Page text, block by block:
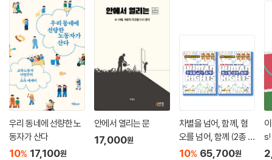
2. [핵심 활동&도구 알아보기] 학생 1:1 상담 계획 세우기
3. [같은 도구, 다른 활용] 노트북LM으로 멀티 플레이어 교사되기
[3부. 업무]
3-1. [with 챗GPT] 기안문 작성하기 - 주제를 입력하면 양식대로 기안문
을 작성해요
1. 챗GPT를 활용한 기안문 작성하기
2. 자동화 흐름 요약
3. 다음 순서에 따라 실시해 보세요
3-2. [with 챗GPT] 자율·자치활동 평어 자동 완성 - 이름과 주제만 입력
우리 동네에 선량한 노
동자가 산다
안에서 열리는 문
차별을 넘어, 함께, 혐
오를 넘어, 함께 (2종 세
s!